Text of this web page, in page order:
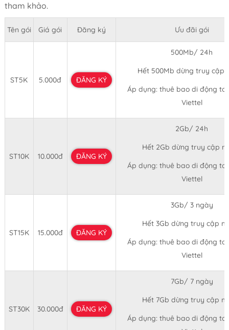
tham khảo.
Tên gói Giá gói Đăng ký Ưu đãi gói
ST5K 5.000đ ĐĂNG KÝ
500Mb/ 24h
Hết 500Mb dừng truy cập
Áp dụng: thuê bao di động
Viettel
ST10K 10.000đ ĐĂNG KÝ
2Gb/ 24h
Hết 2Gb dừng truy cập
Áp dụng: thuê bao di động
Viettel
ST15K 15.000đ ĐĂNG KÝ
3Gb/ 3 ngày
Hết 3Gb dừng truy cập
Áp dụng: thuê bao di động
Viettel
ST30K 30.000đ ĐĂNG KÝ
7Gb/ 7 ngày
Hết 7Gb dừng truy cập
Áp dụng: thuê bao di động